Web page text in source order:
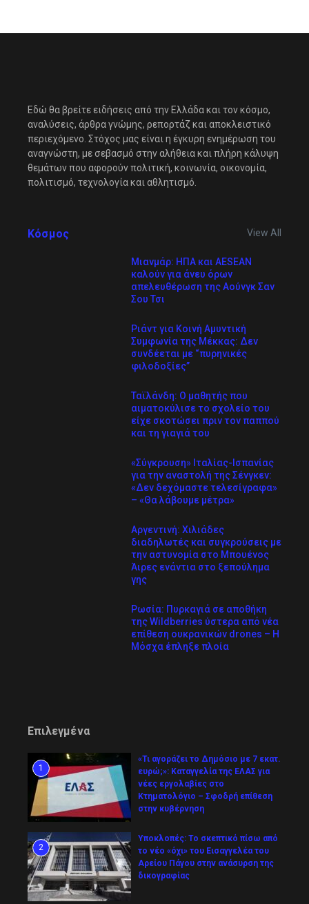
Εδώ θα βρείτε ειδήσεις από την Ελλάδα και τον κόσμο,
αναλύσεις, άρθρα γνώμης, ρεπορτάζ και αποκλειστικό
περιεχόμενο. Στόχος μας είναι η έγκυρη ενημέρωση του
αναγνώστη, με σεβασμό στην αλήθεια και πλήρη κάλυψη
θεμάτων που αφορούν πολιτική, κοινωνία, οικονομία,
πολιτισμό, τεχνολογία και αθλητισμό.
Κόσμος View All
Μιανμάρ: ΗΠΑ και AESEAN
καλούν για άνευ όρων
απελευθέρωση της Αούνγκ Σαν
Σου Τσι
Ριάντ για Κοινή Αμυντική
Συμφωνία της Μέκκας: Δεν
συνδέεται με “πυρηνικές
φιλοδοξίες”
Ταϊλάνδη: Ο μαθητής που
αιματοκύλισε το σχολείο του
είχε σκοτώσει πριν τον παππού
και τη γιαγιά του
«Σύγκρουση» Ιταλίας-Ισπανίας
για την αναστολή της Σένγκεν:
«Δεν δεχόμαστε τελεσίγραφα»
– «Θα λάβουμε μέτρα»
Αργεντινή: Χιλιάδες
διαδηλωτές και συγκρούσεις με
την αστυνομία στο Μπουένος
Άιρες ενάντια στο ξεπούλημα
γης
Ρωσία: Πυρκαγιά σε αποθήκη
της Wildberries ύστερα από νέα
επίθεση ουκρανικών drones – Η
Μόσχα έπληξε πλοία
Επιλεγμένα
1
«Τι αγοράζει το Δημόσιο με 7 εκατ.
ευρώ;»: Καταγγελία της ΕΛΑΣ για
νέες εργολαβίες στο
Κτηματολόγιο – Σφοδρή επίθεση
στην κυβέρνηση
2
Υποκλοπές: Το σκεπτικό πίσω από
το νέο «όχι» του Εισαγγελέα του
Αρείου Πάγου στην ανάσυρση της
δικογραφίας